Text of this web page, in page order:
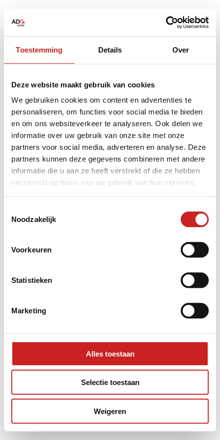
Toestemming Details Over
Deze website maakt gebruik van cookies
We gebruiken cookies om content en advertenties te
personaliseren, om functies voor social media te bieden
en om ons websiteverkeer te analyseren. Ook delen we
informatie over uw gebruik van onze site met onze
partners voor social media, adverteren en analyse. Deze
partners kunnen deze gegevens combineren met andere
informatie die u aan ze heeft verstrekt of die ze hebben
verzameld op basis van uw gebruik van hun services.
Noodzakelijk
Voorkeuren
Statistieken
Marketing
Alles toestaan
Selectie toestaan
Weigeren
loadingwww.adggroep.nl
for more